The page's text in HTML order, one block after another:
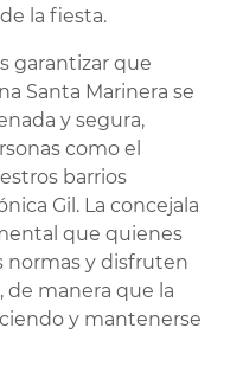
la fiesta.
garantizar que
Santa Marinera se
y segura,
como el
barrios
Gil. La concejala
que quienes
normas y disfruten
de manera que la
y mantenerse